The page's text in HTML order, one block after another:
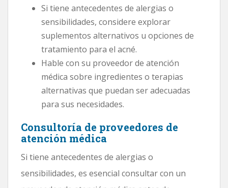
Si tiene antecedentes de alergias o
sensibilidades, considere explorar
suplementos alternativos u opciones de
tratamiento para el acné.
Hable con su proveedor de atención
médica sobre ingredientes o terapias
alternativas que puedan ser adecuadas
para sus necesidades.
Consultoría de proveedores de
atención médica
Si tiene antecedentes de alergias o
sensibilidades, es esencial consultar con un